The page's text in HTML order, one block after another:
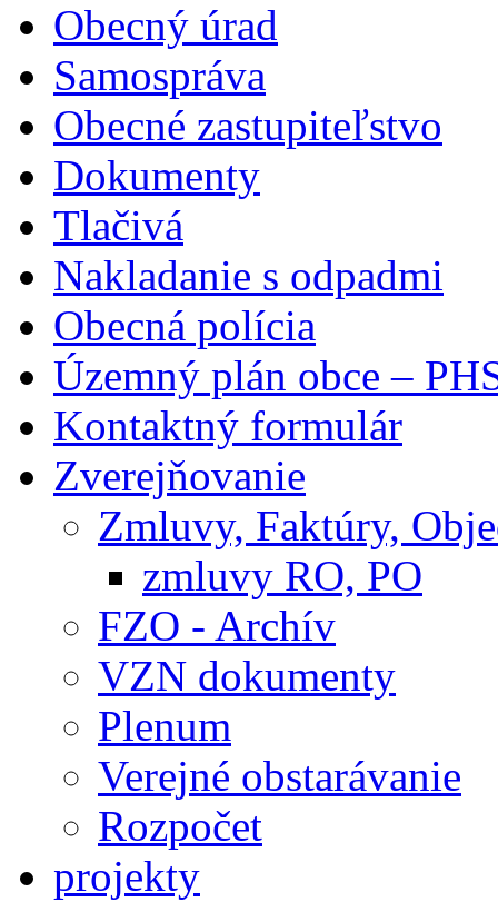
Obecný úrad
Samospráva
Obecné zastupiteľstvo
Dokumenty
Tlačivá
Nakladanie s odpadmi
Obecná polícia
Územný plán obce –
Kontaktný formulár
Zverejňovanie
Zmluvy, Faktúry,
zmluvy RO, PO
FZO - Archív
VZN dokumenty
Plenum
Verejné obstarávanie
Rozpočet
projekty